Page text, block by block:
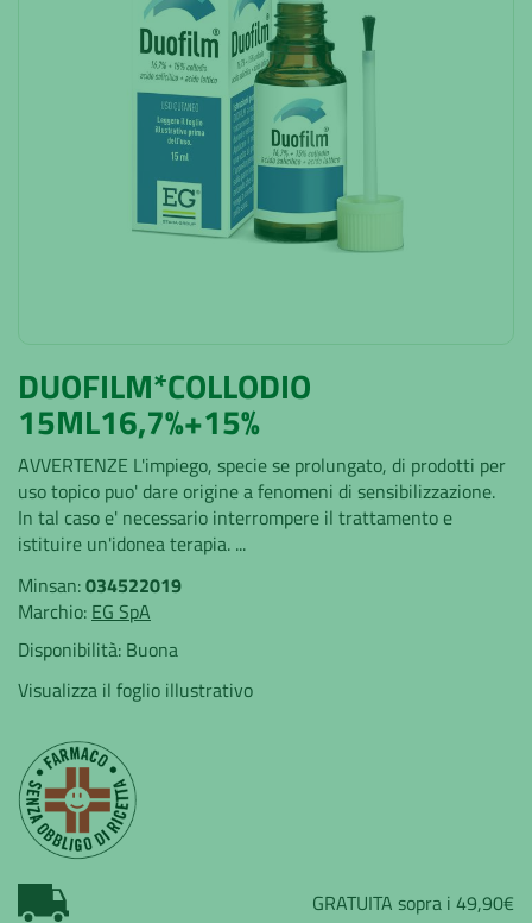
DUOFILM*COLLODIO
15ML16,7%+15%
AVVERTENZE L'impiego, specie se prolungato, di prodotti per
uso topico puo' dare origine a fenomeni di sensibilizzazione.
In tal caso e' necessario interrompere il trattamento e
istituire un'idonea terapia. ...
Minsan:034522019
Marchio: EG SpA
Disponibilità: Buona
Visualizza il foglio illustrativo
GRATUITA sopra i 49,90€